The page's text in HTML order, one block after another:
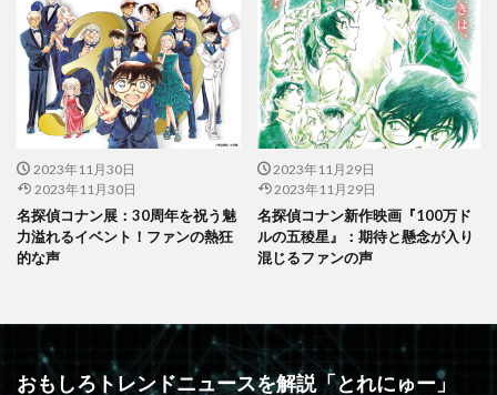
2023年11月30日
2023年11月30日
名探偵コナン展：30周年を祝う魅
力溢れるイベント！ファンの熱狂
的な声
2023年11月29日
2023年11月29日
名探偵コナン新作映画『100万ド
ルの五稜星』：期待と懸念が入り
混じるファンの声
おもしろトレンドニュースを解説「とれにゅー」